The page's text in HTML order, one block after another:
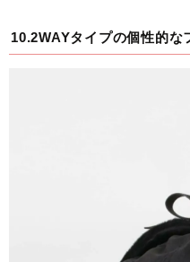
10.2WAYタイプの個性的な